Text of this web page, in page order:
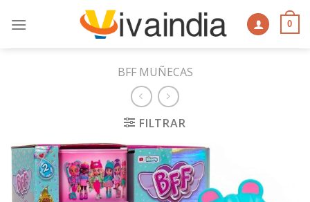
0
BFF MUÑECAS
FILTRAR